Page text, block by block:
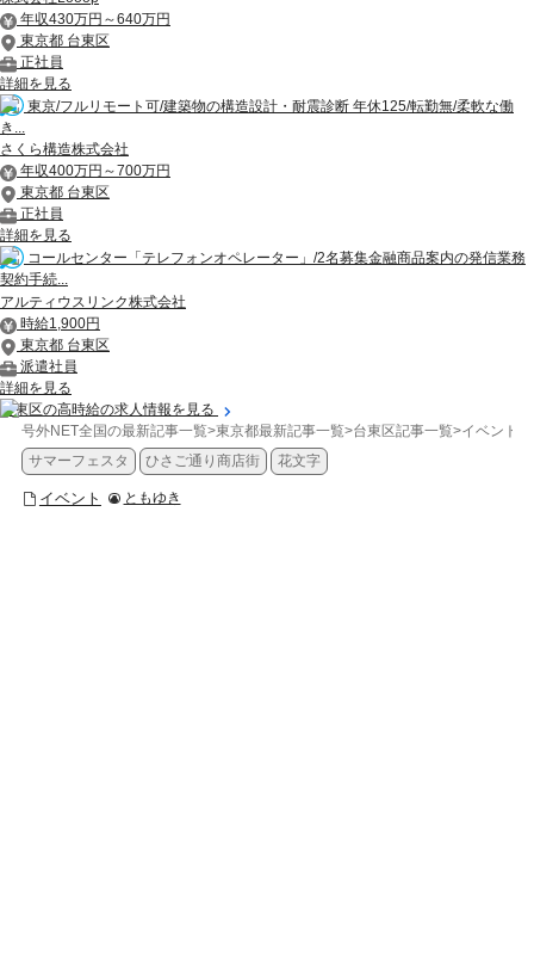
年収430万円～640万円
東京都 台東区
正社員
詳細を見る
東京/フルリモート可/建築物の構造設計・耐震診断 年休125/転勤無/柔軟な働
き...
さくら構造株式会社
年収400万円～700万円
東京都 台東区
正社員
詳細を見る
コールセンター「テレフォンオペレーター」/2名募集金融商品案内の発信業務
契約手続...
アルティウスリンク株式会社
時給1,900円
東京都 台東区
派遣社員
詳細を見る
台東区の高時給の求人情報を見る
号外NET全国の最新記事一覧>東京都最新記事一覧>台東区記事一覧>イベント
サマーフェスタ
ひさご通り商店街 花文字
イベント ともゆき